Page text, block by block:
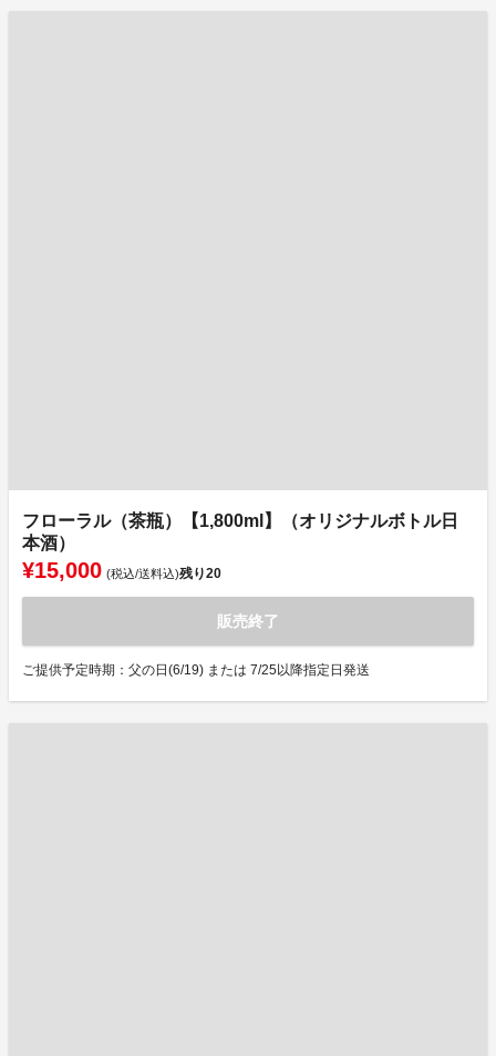
フローラル（茶瓶）【1,800ml】（オリジナルボトル日
本酒）
¥15,000 (税込/送料込)残り20
販売終了
ご提供予定時期：父の日(6/19) または 7/25以降指定日発送